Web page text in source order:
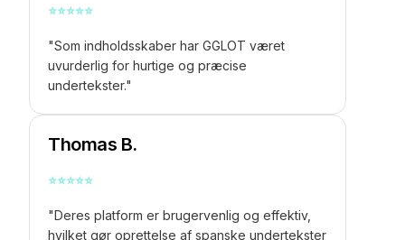
⭐⭐⭐⭐⭐
"Som indholdsskaber har GGLOT været
uvurderlig for hurtige og præcise
undertekster."
Thomas B.
⭐⭐⭐⭐⭐
"Deres platform er brugervenlig og effektiv,
hvilket gør oprettelse af spanske undertekster